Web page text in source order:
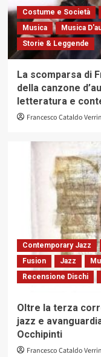
Costume e Società
Musica
Musica
Storie & Leggende
La scomparsa di
della canzone
letteratura e
Francesco Cataldo
Contemporary Jazz
Fusion
Jazz
Recensione Dischi
Oltre la terza
jazz e
Occhipinti
Francesco Cataldo